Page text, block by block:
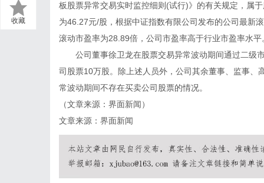
收藏
板股票异常交易实时监控细则(试行)》的有关规定，属
为46.27元/股，根据中证指数有限公司发布的公司最新
滚动市盈率为28.89倍，公司市盈率高于行业市盈率水平
公司董事徐卫龙在股票交易异常波动期间通过二级
司股票10万股。除上述人员外，公司其余董事、监事
常波动期间不存在买卖公司股票的情况。
（文章来源：界面新闻）
文章来源：界面新闻